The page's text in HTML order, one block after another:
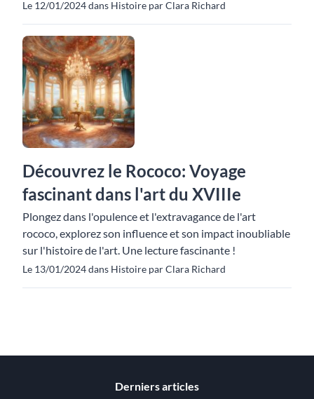
Le 12/01/2024 dans Histoire par Clara Richard
Découvrez le Rococo: Voyage
fascinant dans l'art du XVIIIe
Plongez dans l'opulence et l'extravagance de l'art
rococo, explorez son influence et son impact inoubliable
sur l'histoire de l'art. Une lecture fascinante !
Le 13/01/2024 dans Histoire par Clara Richard
Derniers articles